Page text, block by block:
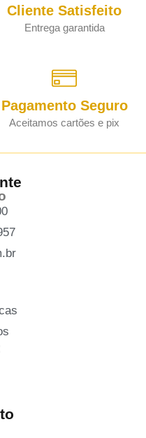
Cliente Satisfeito
Entrega garantida
Pagamento Seguro
Aceitamos cartões e pix